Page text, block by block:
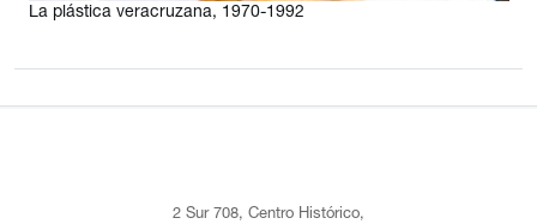
La plástica veracruzana, 1970-1992
2 Sur 708, Centro Histórico,